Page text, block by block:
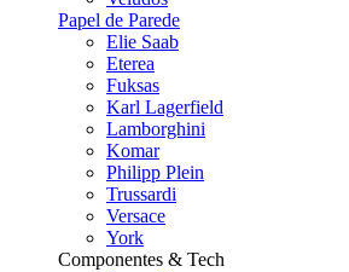
Papel de Parede
Elie Saab
Eterea
Fuksas
Karl Lagerfield
Lamborghini
Komar
Philipp Plein
Trussardi
Versace
York
Componentes & Tech